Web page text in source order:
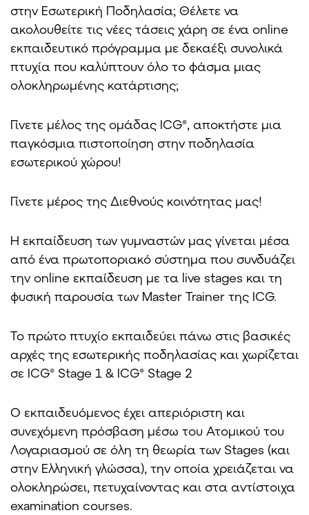
στην Εσωτερική Ποδηλασία; Θέλετε να
ακολουθείτε τις νέες τάσεις χάρη σε ένα online
εκπαιδευτικό πρόγραμμα με δεκαέξι συνολικά
πτυχία που καλύπτουν όλο το φάσμα μιας
ολοκληρωμένης κατάρτισης;
Γίνετε μέλος της ομάδας ICG®, αποκτήστε μια
παγκόσμια πιστοποίηση στην ποδηλασία
εσωτερικού χώρου!
Γίνετε μέρος της Διεθνούς κοινότητας μας!
Η εκπαίδευση των γυμναστών μας γίνεται μέσα
από ένα πρωτοποριακό σύστημα που συνδυάζει
την online εκπαίδευση με τα live stages και τη
φυσική παρουσία των Master Trainer της ICG.
Το πρώτο πτυχίο εκπαιδεύει πάνω στις βασικές
αρχές της εσωτερικής ποδηλασίας και χωρίζεται
σε ICG® Stage 1 & ICG® Stage 2
Ο εκπαιδευόμενος έχει απεριόριστη και
συνεχόμενη πρόσβαση μέσω του Ατομικού του
Λογαριασμού σε όλη τη θεωρία των Stages (και
στην Ελληνική γλώσσα), την οποία χρειάζεται να
ολοκληρώσει, πετυχαίνοντας και στα αντίστοιχα
examination courses.